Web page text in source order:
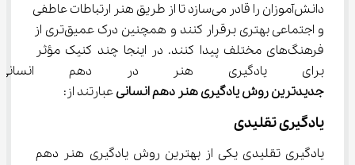
دانش‌آموزان را قادر می‌سازد تا از طریق هنر ارتباطات عاطفی
و اجتماعی بهتری برقرار کنند و همچنین درک عمیق‌تری از
فرهنگ‌های مختلف پیدا کنند. در اینجا چند کنیک مؤثر
برای یادگیری هنر در دهم
جدیدترین روش یادگیری هنر دهم انسانی عبارتند از:
یادگیری تقلیدی
یادگیری تقلیدی یکی از بهترین روش یادگیری هنر دهم